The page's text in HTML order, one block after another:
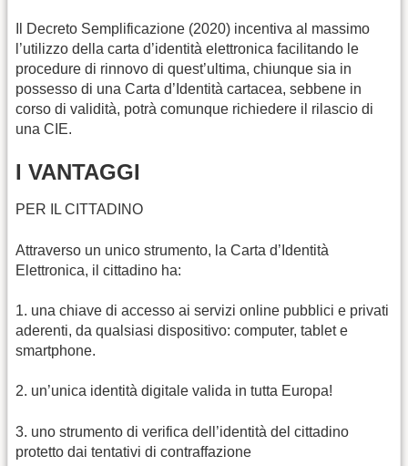
Il Decreto Semplificazione (2020) incentiva al massimo
l’utilizzo della carta d’identità elettronica facilitando le
procedure di rinnovo di quest’ultima, chiunque sia in
possesso di una Carta d’Identità cartacea, sebbene in
corso di validità, potrà comunque richiedere il rilascio di
una CIE.
I VANTAGGI
PER IL CITTADINO
Attraverso un unico strumento, la Carta d’Identità
Elettronica, il cittadino ha:
1. una chiave di accesso ai servizi online pubblici e privati
aderenti, da qualsiasi dispositivo: computer, tablet e
smartphone.
2. un’unica identità digitale valida in tutta Europa!
3. uno strumento di verifica dell’identità del cittadino
protetto dai tentativi di contraffazione